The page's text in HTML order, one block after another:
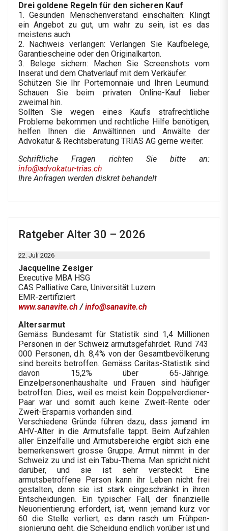
Drei goldene Regeln für den sicheren Kauf
1. Gesunden Menschenverstand einschalten: Klingt
ein Angebot zu gut, um wahr zu sein, ist es das
meistens auch.
2. Nachweis verlangen: Verlangen Sie Kaufbelege,
Garantiescheine oder den Originalkarton.
3. Belege sichern: Machen Sie Screenshots vom
Inserat und dem Chatverlauf mit dem Verkäufer.
Schützen Sie Ihr Portemonnaie und Ihren Leumund:
Schauen Sie beim privaten Online-Kauf lieber
zweimal hin.
Sollten Sie wegen eines Kaufs strafrechtliche
Probleme bekommen und rechtliche Hilfe benötigen,
helfen Ihnen die Anwältinnen und Anwälte der
Advokatur & Rechtsberatung TRIAS AG gerne weiter.
Schriftliche Fragen richten Sie bitte an:
info@advokatur-trias.ch
Ihre Anfragen werden diskret behandelt
Ratgeber Alter 30 – 2026
22. Juli 2026
Jacqueline Zesiger
Executive MBA HSG
CAS Palliative Care, Universität Luzern
EMR-zertifiziert
www.sanavite.ch /info@sanavite.ch
Altersarmut
Gemäss Bundesamt für Statistik sind 1,4 Millionen
Personen in der Schweiz armutsgefährdet. Rund 743
000 Personen, d.h. 8,4% von der Gesamtbevölkerung
sind bereits betroffen. Gemäss Caritas-Statistik sind
davon 15,2% über 65-Jährige.
Einzelpersonenhaushalte und Frauen sind häufiger
betroffen. Dies, weil es meist kein Doppelverdiener-
Paar war und somit auch keine Zweit-Rente oder
Zweit-Ersparnis vorhanden sind.
Verschiedene Gründe führen dazu, dass jemand im
AHV-Alter in die Armutsfalle tappt. Beim Aufzählen
aller Einzelfälle und Armutsbereiche ergibt sich eine
bemerkenswert grosse Gruppe. Armut nimmt in der
Schweiz zu und ist ein Tabu-Thema. Man spricht nicht
darüber, und sie ist sehr versteckt. Eine
armutsbetroffene Person kann ihr Leben nicht frei
gestalten, denn sie ist stark eingeschränkt in ihren
Entscheidungen. Ein typischer Fall, der finanzielle
Neuorientierung erfordert, ist, wenn jemand kurz vor
60 die Stelle verliert, es dann rasch um Frühpen­
sionierung geht, die Scheidung endlich vorüber ist und